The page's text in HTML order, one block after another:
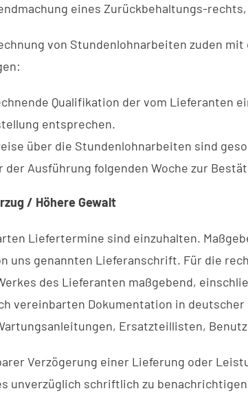
eines Zurückbehaltungs-
von Stundenlohnarbeiten zuden
Qualifikation der vom Lieferanten
entsprechen.
über die Stundenlohnarbeiten sind
der Ausführung folgenden Woche zur
/ Höhere Gewalt
Liefertermine sind einzuhalten.
uns genannten Lieferanschrift. Für die
des Lieferanten maßgebend,
vereinbarten Dokumentation in
Ersatzteillisten,
Verzögerung einer Lieferung oder
unverzüglich schriftlich zu